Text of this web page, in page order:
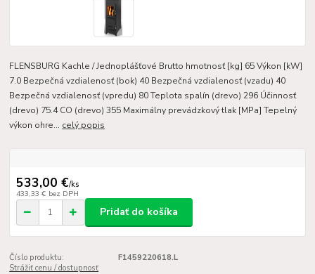
FLENSBURG Kachle / Jednoplášťové Brutto hmotnosť [kg] 65 Výkon [kW]
7.0 Bezpečná vzdialenosť (bok) 40 Bezpečná vzdialenosť (vzadu) 40
Bezpečná vzdialenosť (vpredu) 80 Teplota spalín (drevo) 296 Účinnosť
(drevo) 75.4 CO (drevo) 355 Maximálny prevádzkový tlak [MPa] Tepelný
výkon ohre... celý popis
533,00 €/ks
433,33 € bez DPH
Pridať do košíka
Číslo produktu:
F1459220618.L
Strážiť cenu / dostupnosť